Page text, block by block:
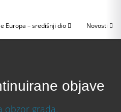
Europa – središnji dio Novosti
objave